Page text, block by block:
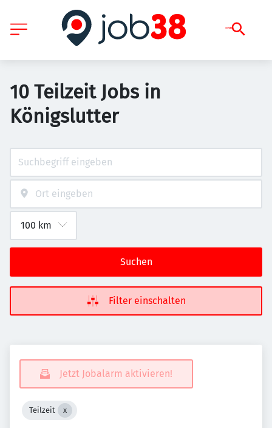
10 Teilzeit Jobs in
Königslutter
Suchen
Filter einschalten
Jetzt Jobalarm aktivieren!
Teilzeit